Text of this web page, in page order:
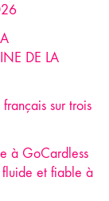
DE LA
sur trois
à GoCardless
et fiable à